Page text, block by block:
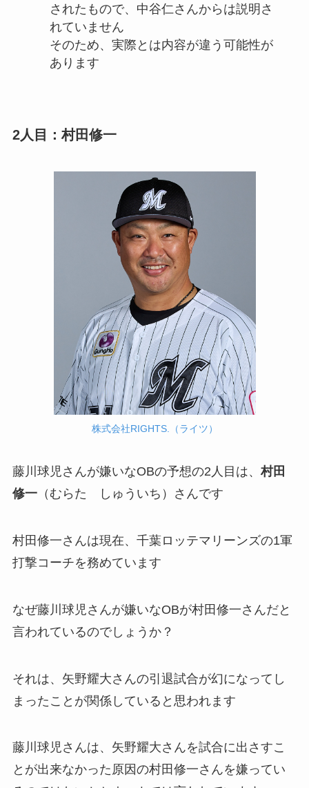
されたもので、中谷仁さんからは説明さ
れていません
そのため、実際とは内容が違う可能性が
あります
2人目：村田修一
株式会社RIGHTS.（ライツ）
藤川球児さんが嫌いなOBの予想の2人目は、村田
修一（むらた しゅういち）さんです
村田修一さんは現在、千葉ロッテマリーンズの1軍
打撃コーチを務めています
なぜ藤川球児さんが嫌いなOBが村田修一さんだと
言われているのでしょうか？
それは、矢野耀大さんの引退試合が幻になってし
まったことが関係していると思われます
藤川球児さんは、矢野耀大さんを試合に出さすこ
とが出来なかった原因の村田修一さんを嫌ってい